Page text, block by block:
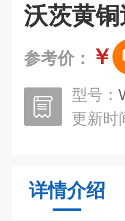
沃茨黄
参考价： ￥
型号：
更新时
详情介绍